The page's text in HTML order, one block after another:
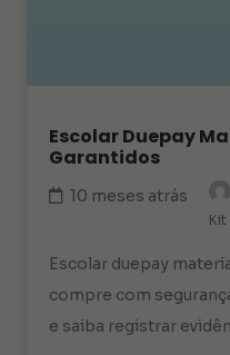
Escolar Duepay
Garantidos
10 meses atrás
Kit
Escolar duepay
compre com
e saiba registrar